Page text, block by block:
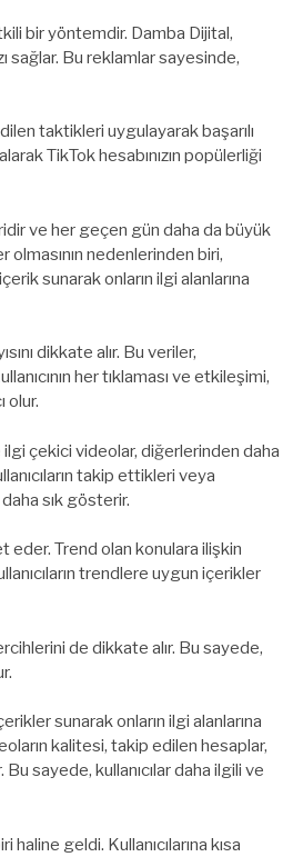
bir yöntemdir. Damba Dijital,
sağlar. Bu reklamlar sayesinde,
taktikleri uygulayarak başarılı
TikTok hesabınızın popülerliği
ve her geçen gün daha da büyük
olmasının nedenlerinden biri,
sunarak onların ilgi alanlarına
dikkate alır. Bu veriler,
her tıklaması ve etkileşimi,
olur.
çekici videolar, diğerlerinden daha
takip ettikleri veya
sık gösterir.
eder. Trend olan konulara ilişkin
trendlere uygun içerikler
de dikkate alır. Bu sayede,
sunarak onların ilgi alanlarına
kalitesi, takip edilen hesaplar,
sayede, kullanıcılar daha ilgili ve
geldi. Kullanıcılarına kısa